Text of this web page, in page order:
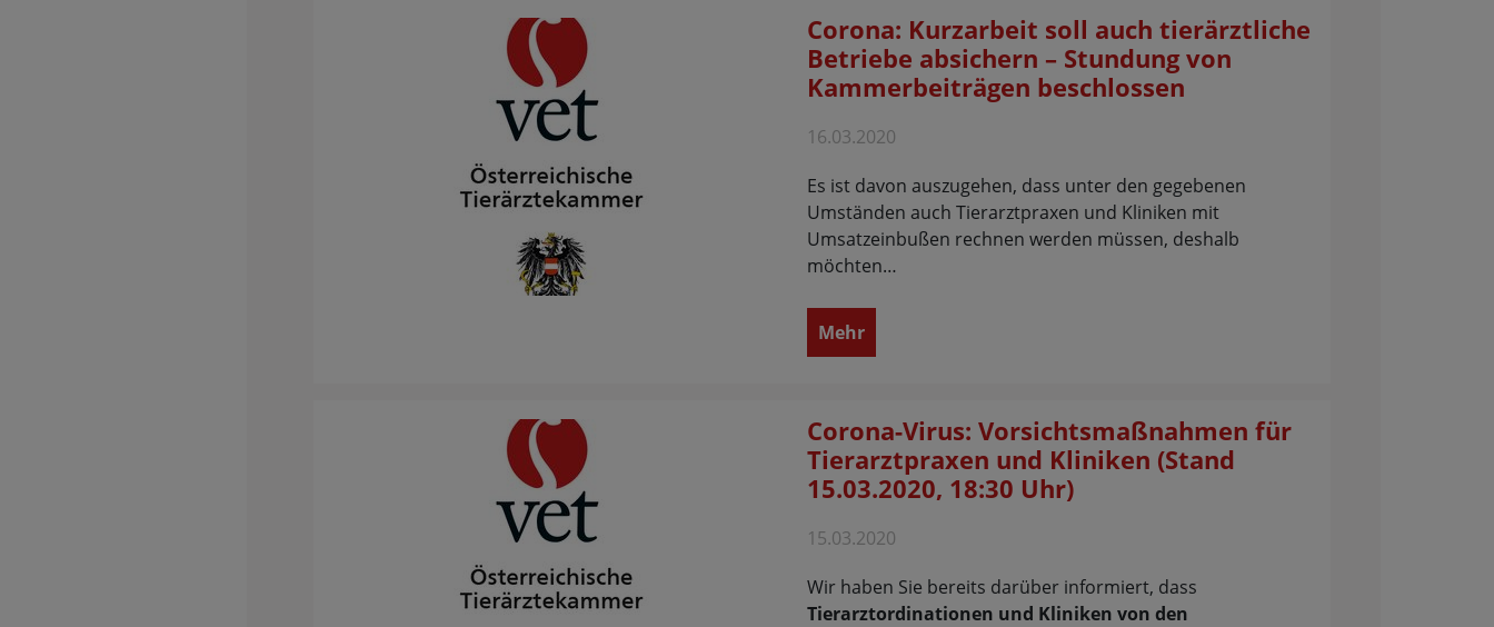
Corona: Kurzarbeit soll auch tierärztliche
Betriebe absichern – Stundung von
Kammerbeiträgen beschlossen
16.03.2020
Es ist davon auszugehen, dass unter den gegebenen
Umständen auch Tierarztpraxen und Kliniken mit
Umsatzeinbußen rechnen werden müssen, deshalb
möchten…
Mehr
Corona-Virus: Vorsichtsmaßnahmen für
Tierarztpraxen und Kliniken (Stand
15.03.2020, 18:30 Uhr)
15.03.2020
Wir haben Sie bereits darüber informiert, dass
Tierarztordinationen und Kliniken von den